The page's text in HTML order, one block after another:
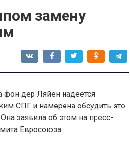
замену
фон дер Ляйен надеется
СПГ и намерена обсудить это
заявила об этом на пресс-
Евросоюза.